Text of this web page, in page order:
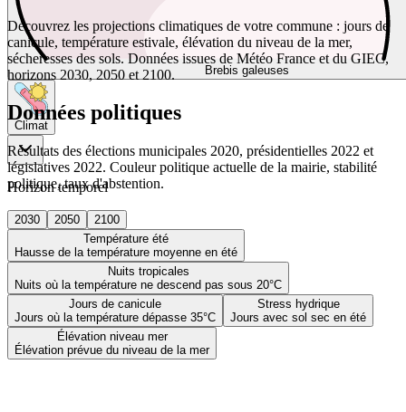
Brebis galeuses
Climat
Horizon temporel
2030 2050
2100
Température été
Hausse de la température moyenne en été
Nuits tropicales
Nuits où la température ne descend pas sous 20°C
Jours de canicule
Jours où la température dépasse 35°C
Stress hydrique
Jours avec sol sec en été
Élévation niveau mer
Élévation prévue du niveau de la mer
Découvrez les projections climatiques de votre commune : jours de
canicule, température estivale, élévation du niveau de la mer,
sécheresses des sols. Données issues de Météo France et du GIEC,
horizons 2030, 2050 et 2100.
Données politiques
Résultats des élections municipales 2020, présidentielles 2022 et
législatives 2022. Couleur politique actuelle de la mairie, stabilité
politique, taux d'abstention.